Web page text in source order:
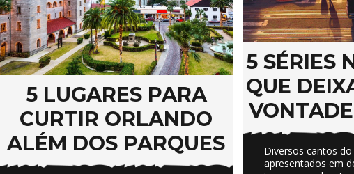
5 LUGARES PARA
CURTIR ORLANDO
ALÉM DOS PARQUES
5 SÉRIES
QUE
Diversos cantos
apresentados em